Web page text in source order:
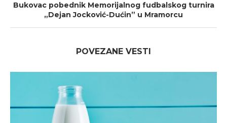
Bukovac pobednik Memorijalnog fudbalskog turnira
„Dejan Jocković-Dućin” u Mramorcu
POVEZANE VESTI